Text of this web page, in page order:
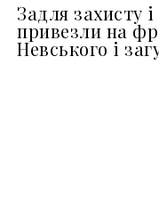
Задля захисту
привезли на
Невського і